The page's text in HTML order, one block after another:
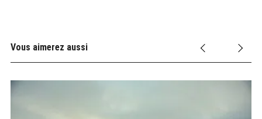
Vous aimerez aussi